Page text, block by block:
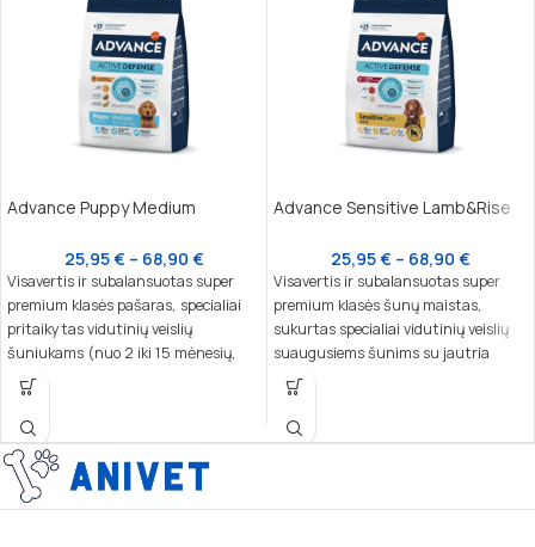
Advance Puppy Medium
25,95€ – 68,90 €
Visavertis ir subalansuotas super
premium klasės pašaras, specialiai
pritaikytas vidutinių veislių
šuniukams (nuo 2 iki 15 mėnesių,
10–30 kg suaugusio svorio) ir
laktuojančioms kalėms. Šis maistas
užtikrina tinkamą kaulų, imuninės ir
nervų sistemos vystymąsi,
patenkindamas specifinius augančių
šuniukų poreikius.
Advance Sensitive Lamb&Rise
25,95€ – 68,90 €
Visavertis ir subalansuotas super
premium klasės šunų maistas,
sukurtas specialiai vidutinių veislių
suaugusiems šunims su jautria
virškinimo sistema. Sudėtyje esantis
vienas baltymų šaltinis – ėriena,
kartu su ryžiais, užtikrina lengvą
virškinimą ir puikiai tinka šunims su